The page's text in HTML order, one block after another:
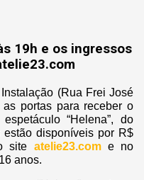
19h e os ingressos
(Rua Frei José
portas para receber o
“Helena”, do
disponíveis por R$
site atelie23.come no
anos.